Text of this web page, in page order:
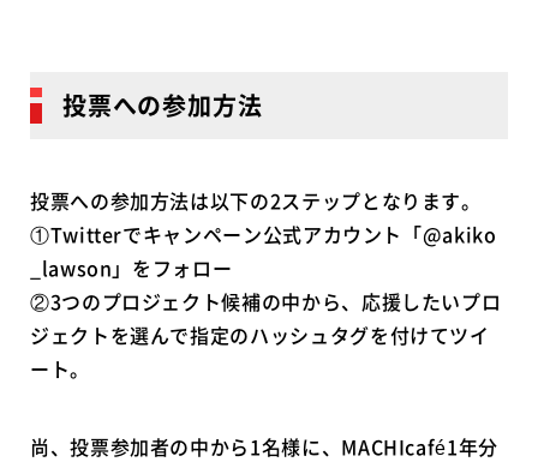
投票への参加方法
投票への参加方法は以下の2ステップとなります。
①Twitterでキャンペーン公式アカウント「@akiko
_lawson」をフォロー
②3つのプロジェクト候補の中から、応援したいプロ
ジェクトを選んで指定のハッシュタグを付けてツイ
ート。
尚、投票参加者の中から1名様に、MACHIcafé1年分